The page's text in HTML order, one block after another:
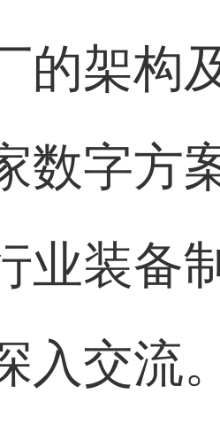
的架构
数字方
业装备
交流。